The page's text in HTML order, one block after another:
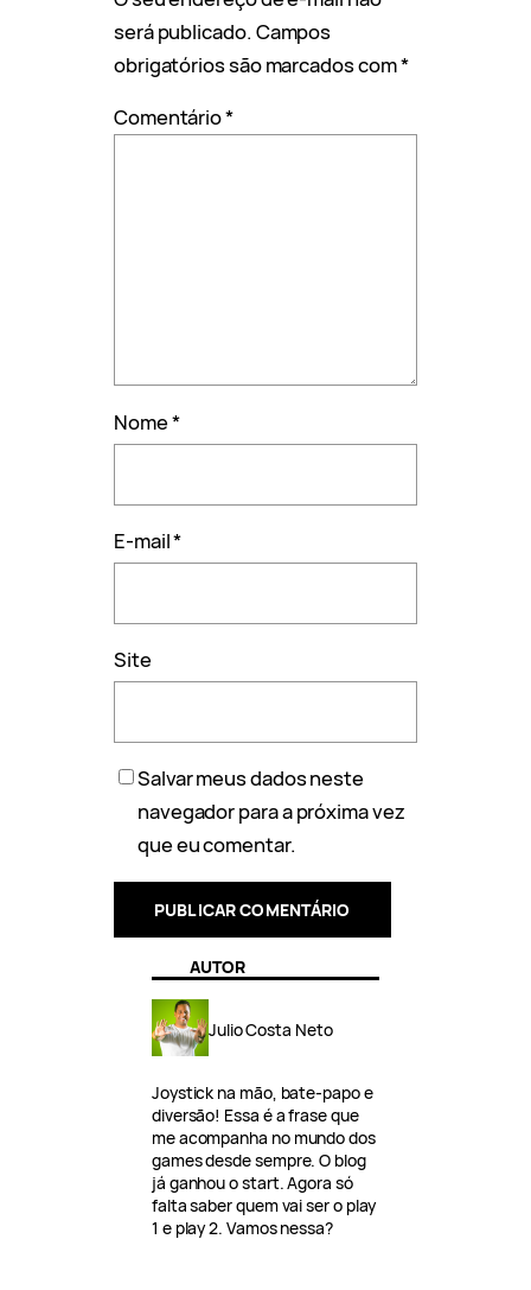
será publicado. Campos
obrigatórios são marcados com*
Comentário*
Nome*
E-mail*
Site
Salvar meus dados neste
navegador para a próxima vez
que eu comentar.
AUTOR
Julio Costa Neto
Joystick na mão, bate-papo e
diversão! Essa é a frase que
me acompanha no mundo dos
games desde sempre. O blog
já ganhou o start. Agora só
falta saber quem vai ser o play
1 e play 2. Vamos nessa?